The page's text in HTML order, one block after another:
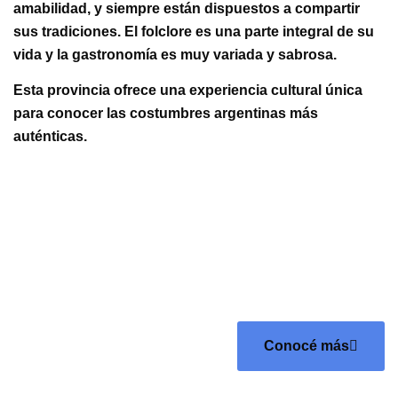
amabilidad, y siempre están dispuestos a compartir
sus tradiciones. El folclore es una parte integral de su
vida y la gastronomía es muy variada y sabrosa.
Esta provincia ofrece una experiencia cultural única
para conocer las costumbres argentinas más
auténticas.
Conocé más